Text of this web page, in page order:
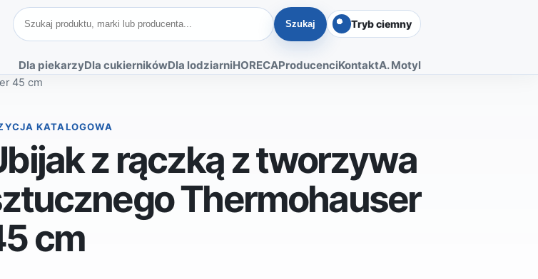
Szukaj produktów
Szukaj Tryb ciemny
Dla piekarzyDla cukiernikówDla lodziarniHORECAProducenciKontaktA. Motyl
45 cm
KATALOGOWA
z rączką z tworzywa
Thermohauser
cm